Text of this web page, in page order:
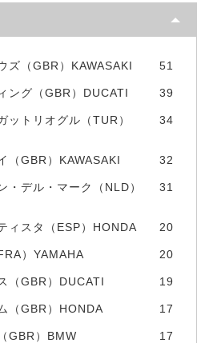
ズ（GBR）KAWASAKI 51
ング（GBR）DUCATI 39
ットリオグル（TUR）
34
（GBR）KAWASAKI 32
・デル・マーク（NLD）
31
ィスタ（ESP）HONDA 20
）YAMAHA 20
（GBR）DUCATI 19
（GBR）HONDA 17
GBR）BMW 17